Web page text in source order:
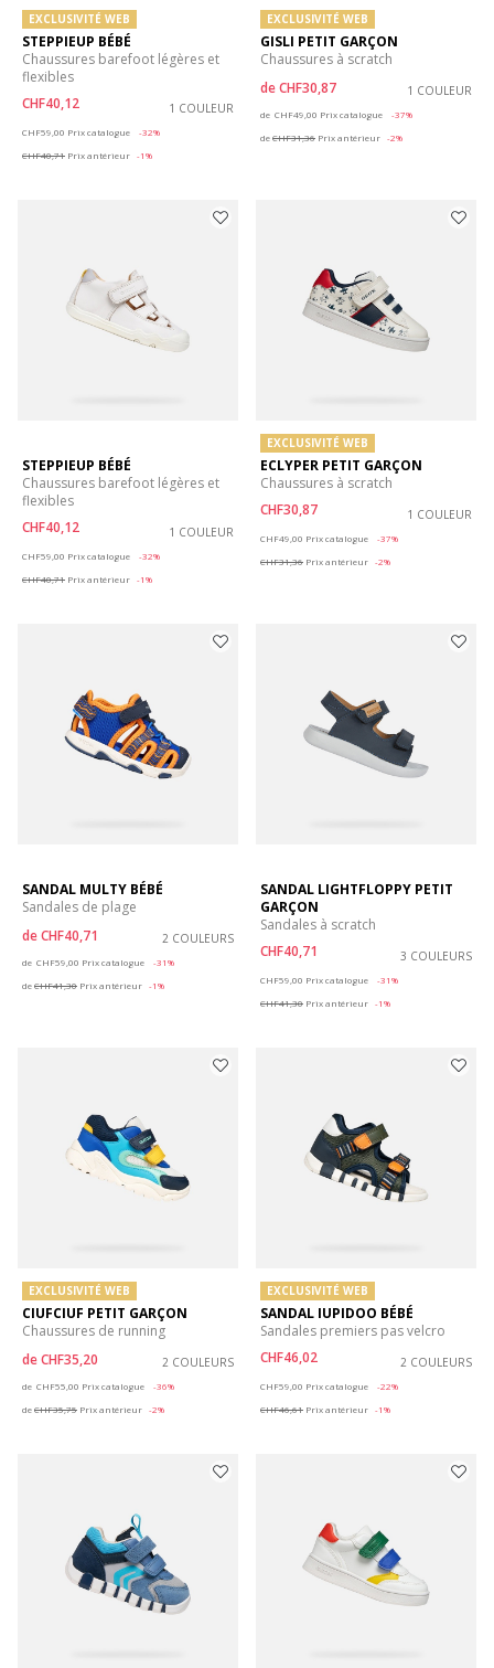
EXCLUSIVITÉ WEB
STEPPIEUP BÉBÉ
Chaussures barefoot légères et
flexibles
CHF40,12
1 COULEUR
CHF59,00 Prix catalogue
-32%
CHF40,71 Prix antérieur -1%
EXCLUSIVITÉ WEB
GISLI PETIT GARÇON
Chaussures à scratch
deCHF30,87 1 COULEUR
de CHF49,00 Prix catalogue
-37%
deCHF31,36 Prix antérieur -2%
STEPPIEUP BÉBÉ
Chaussures barefoot légères et
flexibles
CHF40,12
1 COULEUR
CHF59,00 Prix catalogue
-32%
CHF40,71 Prix antérieur -1%
EXCLUSIVITÉ WEB
ECLYPER PETIT GARÇON
Chaussures à scratch
CHF30,87
1 COULEUR
CHF49,00 Prix catalogue
-37%
CHF31,36 Prix antérieur -2%
SANDAL MULTY BÉBÉ
Sandales de plage
deCHF40,71 2 COULEURS
de CHF59,00 Prix catalogue
-31%
deCHF41,30 Prix antérieur -1%
SANDAL LIGHTFLOPPY PETIT
GARÇON
Sandales à scratch
CHF40,71
3 COULEURS
CHF59,00 Prix catalogue
-31%
CHF41,30 Prix antérieur -1%
EXCLUSIVITÉ WEB
CIUFCIUF PETIT GARÇON
Chaussures de running
deCHF35,20 2 COULEURS
de CHF55,00 Prix catalogue
-36%
deCHF35,75 Prix antérieur -2%
EXCLUSIVITÉ WEB
SANDAL IUPIDOO BÉBÉ
Sandales premiers pas velcro
CHF46,02
2 COULEURS
CHF59,00 Prix catalogue
-22%
CHF46,61 Prix antérieur -1%